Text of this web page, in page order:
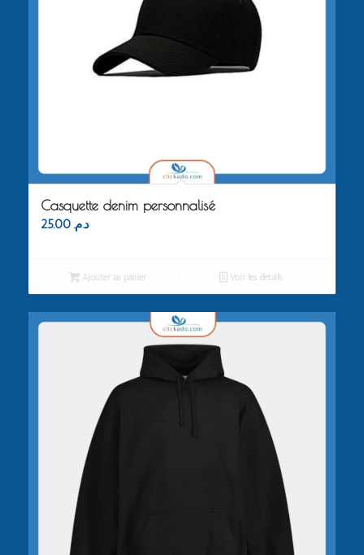
Casquette denim personnalisé
د.م. 25.00
Ajouter au panier Voir les détails